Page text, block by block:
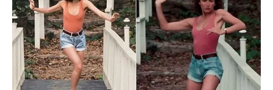
als die älteste Stadt am Niederrhein. Zu sehen sind
die zum Teil noch recht gut erhaltene Stadtmauer mit
dem kostenlos zu besteigenden Mühlenturm und
zwei begehbaren Kasematten sowie mehrere
historische Adelssitze im Umland. Außerdem gibt es
in der Stadt einen Skulpturenpark und einen